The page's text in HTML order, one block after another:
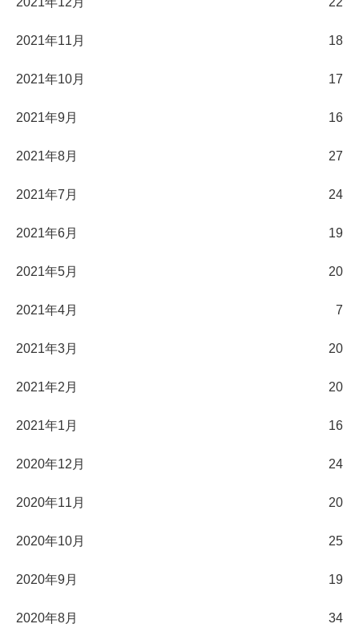
2021年11月 18
2021年10月 17
2021年9月 16
2021年8月 27
2021年7月 24
2021年6月 19
2021年5月 20
2021年4月 7
2021年3月 20
2021年2月 20
2021年1月 16
2020年12月 24
2020年11月 20
2020年10月 25
2020年9月 19
2020年8月 34